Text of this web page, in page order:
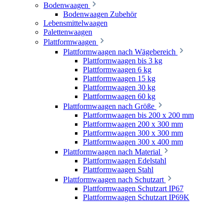
Bodenwaagen
Bodenwaagen Zubehör
Lebensmittelwaagen
Palettenwaagen
Plattformwaagen
Plattformwaagen nach Wägebereich
Plattformwaagen bis 3 kg
Plattformwaagen 6 kg
Plattformwaagen 15 kg
Plattformwaagen 30 kg
Plattformwaagen 60 kg
Plattformwaagen nach Größe
Plattformwaagen bis 200 x 200 mm
Plattformwaagen 200 x 300 mm
Plattformwaagen 300 x 300 mm
Plattformwaagen 300 x 400 mm
Plattformwaagen nach Material
Plattformwaagen Edelstahl
Plattformwaagen Stahl
Plattformwaagen nach Schutzart
Plattformwaagen Schutzart IP67
Plattformwaagen Schutzart IP69K